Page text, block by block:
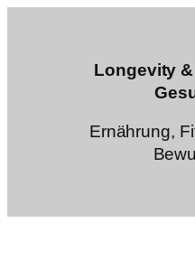
Longevity
Ernährung,